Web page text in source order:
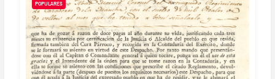
POPULARES